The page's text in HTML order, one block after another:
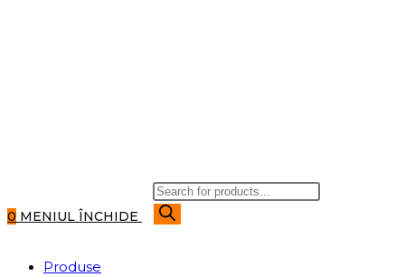
0 MENIUL ÎNCHIDE
Products
search
Produse